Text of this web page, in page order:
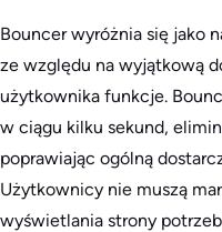
Bouncer wyróżnia się jako
ze względu na wyjątkową
użytkownika funkcje.
w ciągu kilku sekund,
poprawiając ogólną
Użytkownicy nie muszą
wyświetlania strony